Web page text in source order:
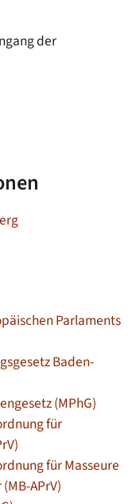
der
Parlaments
Baden-
(MPhG)
für
für Masseure
(MB-APrV)